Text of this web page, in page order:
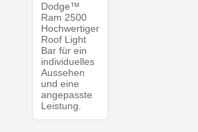
Dodge™
Ram 2500
Hochwertiger
Roof Light
Bar für ein
individuelles
Aussehen
und eine
angepasste
Leistung.